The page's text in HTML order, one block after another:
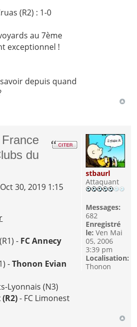
(R2) : 1-0
au 7ème
exceptionnel !
depuis quand
du
30, 2019 1:15
- FC Annecy
-Thonon Evian
Lyonnais (N3)
- FC Limonest
stbaurl
Attaquant
Messages:
682
Enregistré
le: Ven Mai
05, 2006
3:39 pm
Localisation:
Thonon